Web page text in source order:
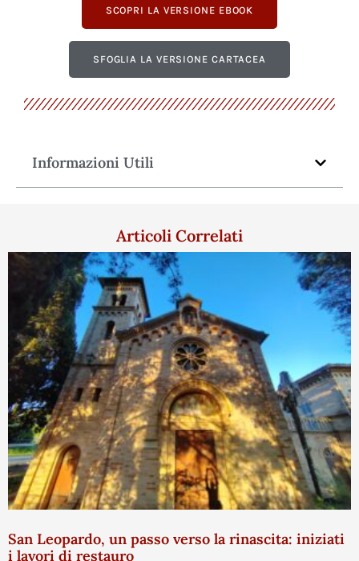
SCOPRI LA VERSIONE EBOOK
SFOGLIA LA VERSIONE CARTACEA
Informazioni Utili
Articoli Correlati
San Leopardo, un passo verso la rinascita: iniziati
i lavori di restauro